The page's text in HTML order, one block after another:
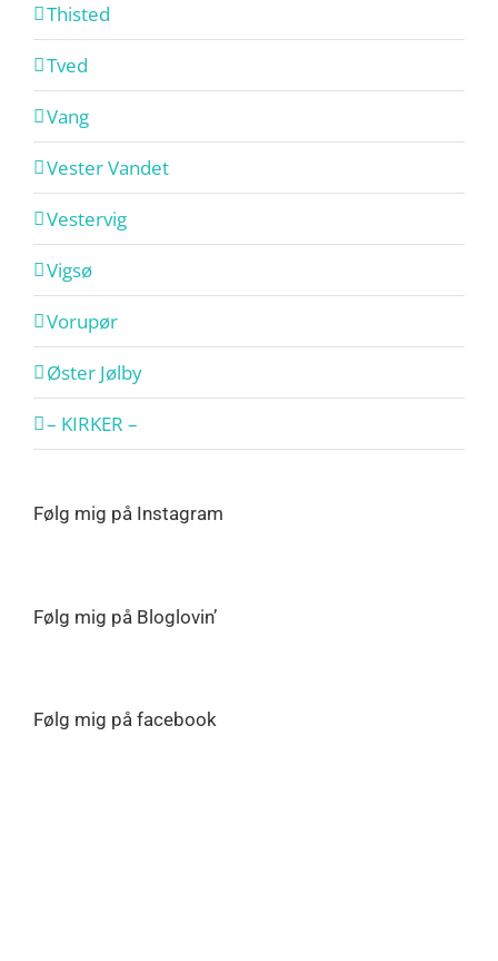
Thisted
Tved
Vang
Vester Vandet
Vestervig
Vigsø
Vorupør
Øster Jølby
– KIRKER –
Følg mig på Instagram
Følg mig på Bloglovin’
Følg mig på facebook